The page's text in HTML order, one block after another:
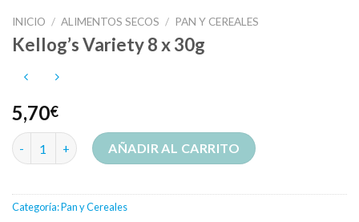
INICIO / ALIMENTOS SECOS / PAN Y CEREALES
Kellog’s Variety 8 x 30g
5,70€
Kellog's Variety 8 x 30g cantidad
AÑADIR AL CARRITO
Categoría:Pan y Cereales